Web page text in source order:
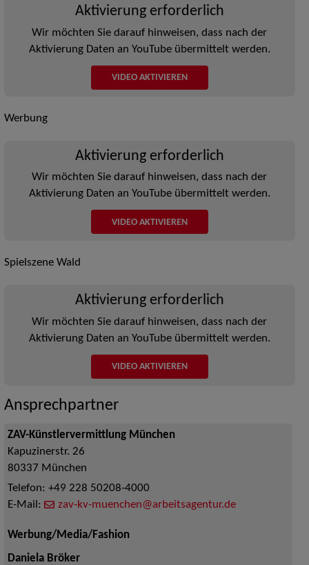
Aktivierung erforderlich
Wir möchten Sie darauf hinweisen, dass nach der
Aktivierung Daten an YouTube übermittelt werden.
VIDEO AKTIVIEREN
Werbung
Aktivierung erforderlich
Wir möchten Sie darauf hinweisen, dass nach der
Aktivierung Daten an YouTube übermittelt werden.
VIDEO AKTIVIEREN
Spielszene Wald
Aktivierung erforderlich
Wir möchten Sie darauf hinweisen, dass nach der
Aktivierung Daten an YouTube übermittelt werden.
VIDEO AKTIVIEREN
Ansprechpartner
ZAV-Künstlervermittlung München
Kapuzinerstr. 26
80337 München
Telefon: +49 228 50208-4000
E-Mail:
zav-kv-muenchen@arbeitsagentur.de
Werbung/Media/Fashion
Daniela Bröker